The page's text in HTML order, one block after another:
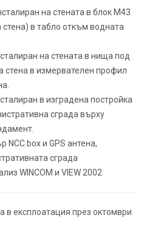
на стената в блок М43
в табло откъм водната
на стената в нища под
стена в измервателен профил
в изградена постройка
сграда върху
box и GPS антена,
сграда
WINCOM и VIEW 2002
в експлоатация през октомври